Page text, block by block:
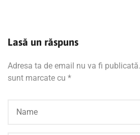
Lasă un răspuns
Adresa ta de email nu va fi publicată.
sunt marcate cu *